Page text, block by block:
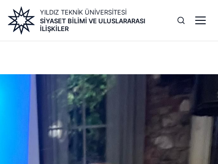
içeriğe
atla
YILDIZ TEKNİK ÜNİVERSİTESİ
SIYASET BILIMI VE ULUSLARARASI
İLIŞKILER